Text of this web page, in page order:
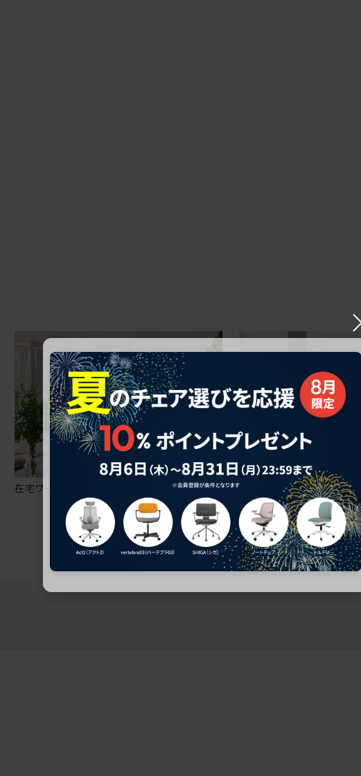
在宅ワークにおすすめのオフィスチェア5選
椅子に座っているのに疲
疲れにくいチェアの選び方